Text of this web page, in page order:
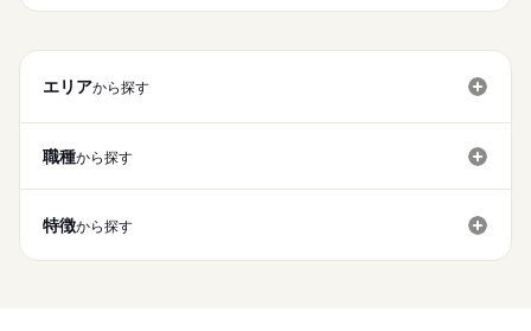
エリアから探す
職種から探す
特徴から探す